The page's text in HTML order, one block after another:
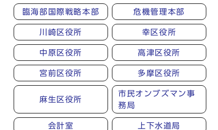
臨海部国際戦略本部 危機管理本部
川崎区役所 幸区役所
中原区役所 高津区役所
宮前区役所 多摩区役所
麻生区役所
市民オンブズマン事
務局
会計室 上下水道局